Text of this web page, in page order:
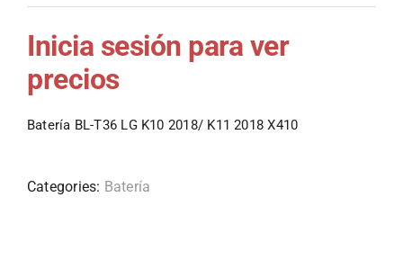
Inicia sesión para ver
precios
Batería BL-T36 LG K10 2018/ K11 2018 X410
Categories: Batería